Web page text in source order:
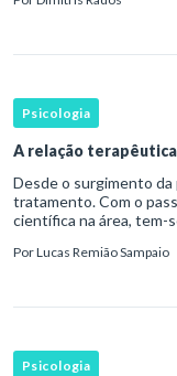
patofisiológico, e não c
Psicologia
A relação
Desde o surgimento da psicoterapia, a
tratamento. Com o
científica na área, tem-
PorLucas Remião Sampaio
Psicologia